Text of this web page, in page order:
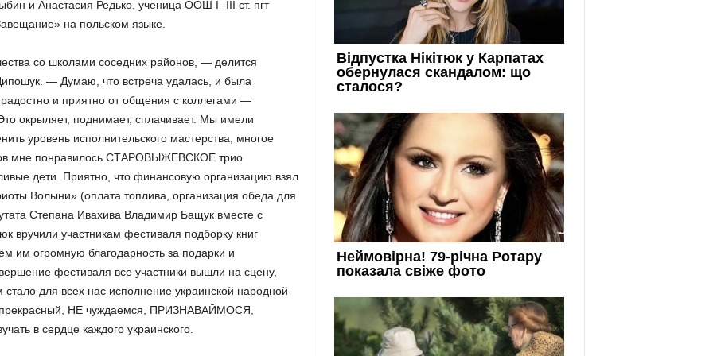
и Анастасия Редько, ученица ООШ I -III ст. пгт
на польском языке.
со школами соседних районов, — делится
— Думаю, что встреча удалась, и была
и приятно от общения с коллегами —
окрыляет, поднимает, сплачивает. Мы имели
уровень исполнительского мастерства, многое
мне понравилось СТАРОВЫЖЕВСКОЕ трио
дети. Приятно, что финансовую организацию взял
Волыни» (оплата топлива, организация обеда для
Степана Ивахива Владимир Бащук вместе с
вручили участникам фестиваля подборку книг
им огромную благодарность за подарки и
фестиваля все участники вышли на сцену,
для всех нас исполнение украинской народной
НЕ чуждаемся, ПРИЗНАВАЙМОСЯ,
в сердце каждого украинского.